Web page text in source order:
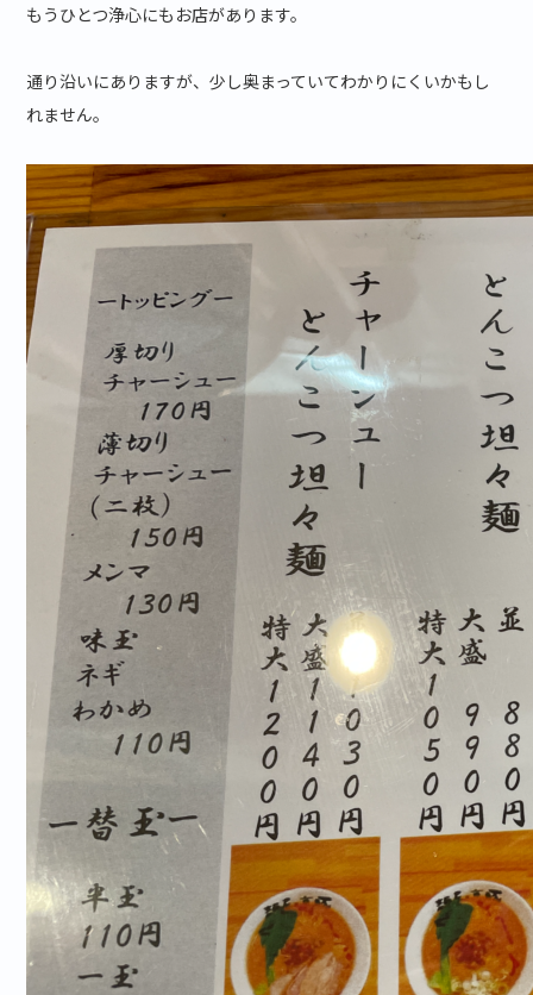
もうひとつ浄心にもお店があります。
通り沿いにありますが、少し奥まっていてわかりにくいかもし
れません。